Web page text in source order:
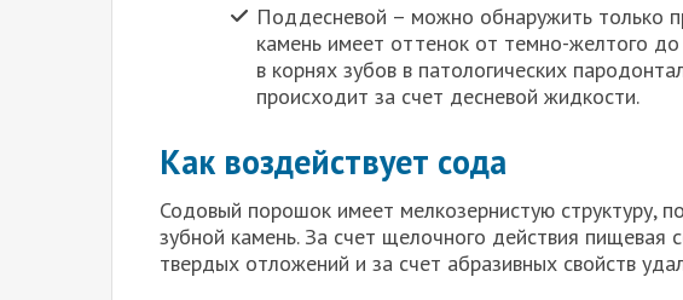
Поддесневой – можно обнаружить только
камень имеет оттенок от темно-желтого до
в корнях зубов в патологических
происходит за счет десневой жидкости.
Как воздействует сода
Содовый порошок имеет мелкозернистую структуру,
зубной камень. За счет щелочного действия пищевая
твердых отложений и за счет абразивных свойств